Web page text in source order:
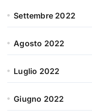
Settembre 2022
Agosto 2022
Luglio 2022
Giugno 2022